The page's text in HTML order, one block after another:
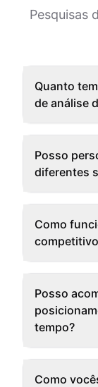
Pesquisas
Quanto
de análise
Posso
diferentes
Como
Posso
tempo?
Como